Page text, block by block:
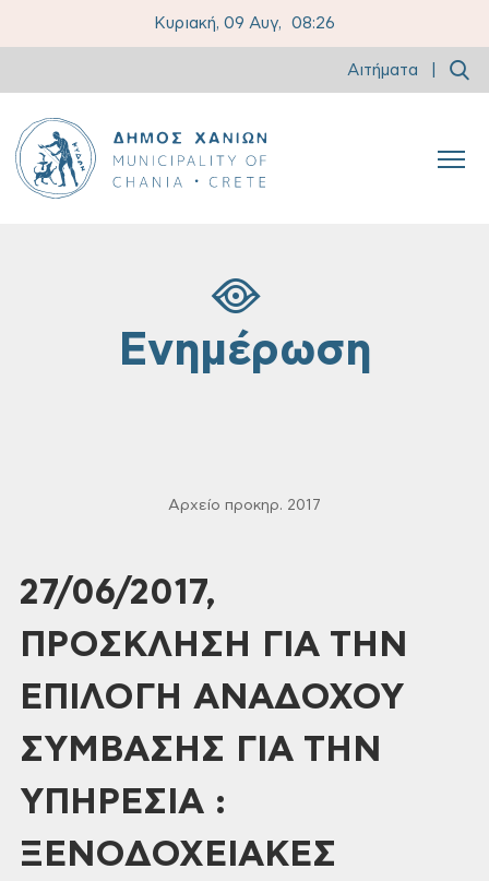
Κυριακή, 09 Αυγ, 08:26
Αιτήματα
Ενημέρωση
Αρχείο προκηρ. 2017
27/06/2017,
ΠΡΟΣΚΛΗΣΗ ΓΙΑ ΤΗΝ
ΕΠΙΛΟΓΗ ΑΝΑΔΟΧΟΥ
ΣΥΜΒΑΣΗΣ ΓΙΑ ΤΗΝ
ΥΠΗΡΕΣΙΑ :
ΞΕΝΟΔΟΧΕΙΑΚΕΣ